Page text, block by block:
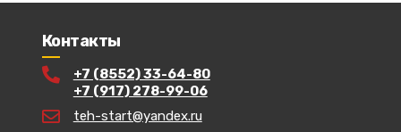
Контакты
+7 (8552) 33-64-80
+7 (917) 278-99-06
teh-start@yandex.ru